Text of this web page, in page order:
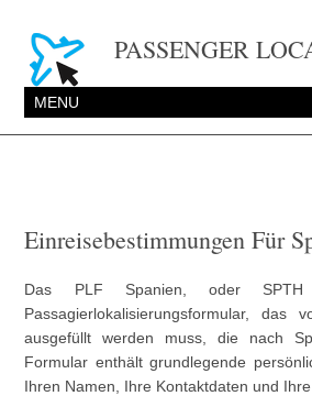
PASSENGER
Einreisebestimmungen Für
Das PLF Spanien, oder
Passagierlokalisierungsformular, das
ausgefüllt werden muss, die nach
Formular enthält grundlegende
Ihren Namen, Ihre Kontaktdaten und Ihre